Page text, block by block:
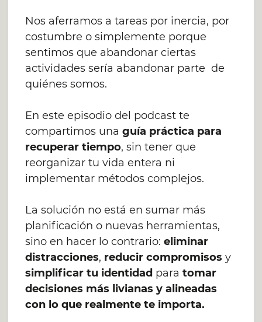
Nos aferramos a tareas por inercia, por
costumbre o simplemente porque
sentimos que abandonar ciertas
actividades sería abandonar parte de
quiénes somos.
En este episodio del podcast te
compartimos unaguía práctica para
recuperar tiempo, sin tener que
reorganizar tu vida entera ni
implementar métodos complejos.
La solución no está en sumar más
planificación o nuevas herramientas,
sino en hacer lo contrario:eliminar
distracciones, reducir compromisos y
simplificar tu identidad para tomar
decisiones más livianas y alineadas
con lo que realmente te importa.